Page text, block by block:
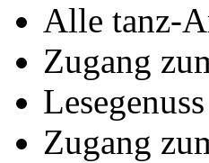
Alle tanz-
Zugang
Zugang